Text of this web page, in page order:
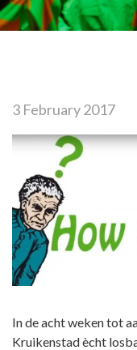
3 February 2017
In de acht weken tot
Kruikenstad ècht